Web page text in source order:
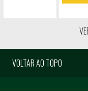
VOLTAR AO TOPO